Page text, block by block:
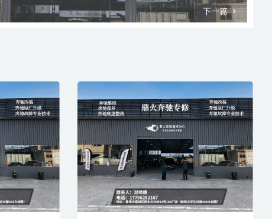
潜在风险
选择经验不足的店家，可能导致故障反复维修、误判零
件，甚至因不当操作引发次生故障，维修周期长、总成
本更高。
仅使用通用诊断仪，无法进行深度系统扫描、编程与设
码，对于隐形故障和网络通信故障束手无策，维修停留
在“换件猜测”层面。
缺乏应急支持，车辆突发故障时将面临困境。服务流程